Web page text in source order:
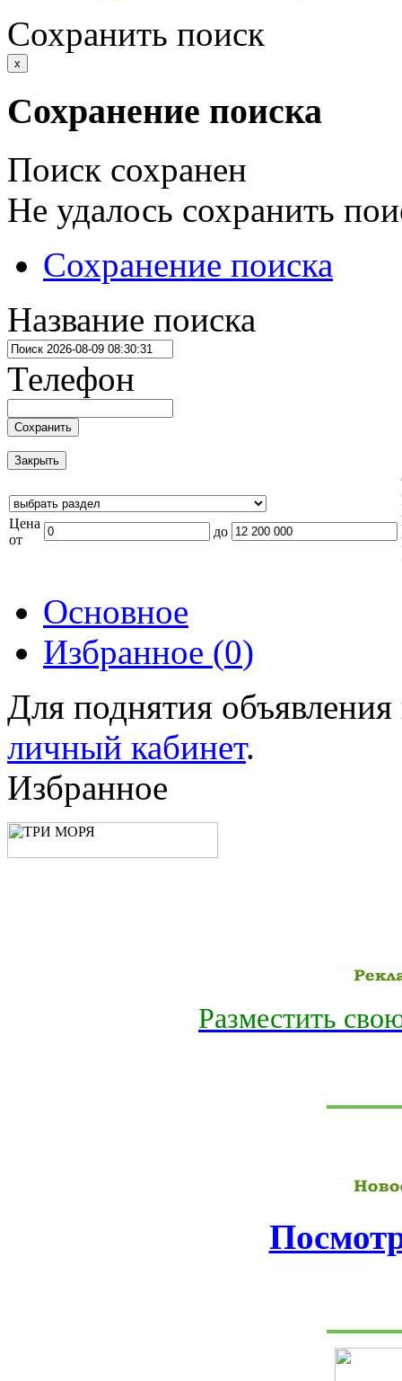
Сохранить поиск
x
Сохранение поиска
Поиск сохранен
Не удалось сохранить
Сохранение поиска
Название поиска
Телефон
Сохранить
Закрыть
Цена
от
до
Основное
Избранное (0)
Для поднятия
личный кабинет.
Избранное
Разместить